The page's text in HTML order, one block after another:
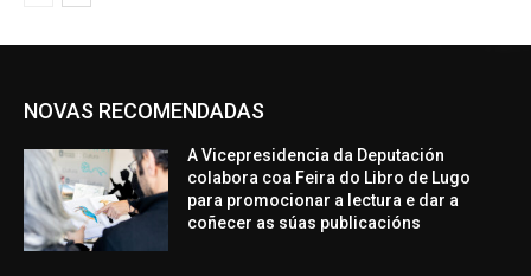
NOVAS RECOMENDADAS
A Vicepresidencia da Deputación
colabora coa Feira do Libro de Lugo
para promocionar a lectura e dar a
coñecer as súas publicacións